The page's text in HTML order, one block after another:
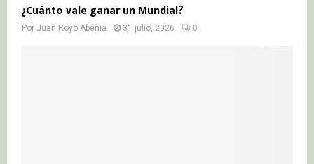
¿Cuánto vale ganar un Mundial?
Por Juan Royo Abenia 31 julio, 2026 0